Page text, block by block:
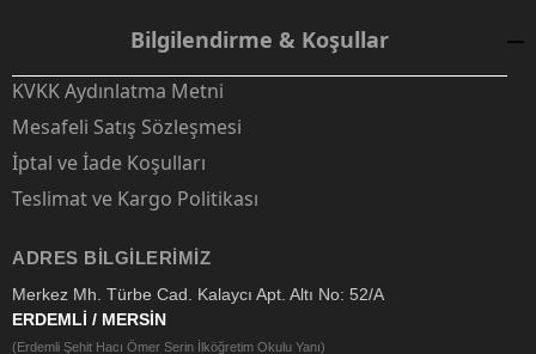
Bilgilendirme & Koşullar
KVKK Aydınlatma Metni
Mesafeli Satış Sözleşmesi
İptal ve İade Koşulları
Teslimat ve Kargo Politikası
ADRES BILGILERIMIZ
Merkez Mh. Türbe Cad. Kalaycı Apt. Altı No: 52/A
ERDEMLİ / MERSİN
(Erdemli Şehit Hacı Ömer Serin İlköğretim Okulu Yanı)